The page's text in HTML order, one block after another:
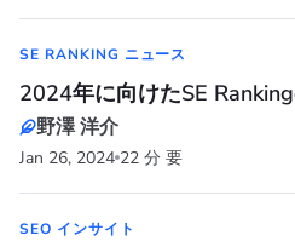
SE RANKING ニュース
2024年に向けたSE
野澤 洋介
Jan 26, 2024 22 分 要
SEO インサイト